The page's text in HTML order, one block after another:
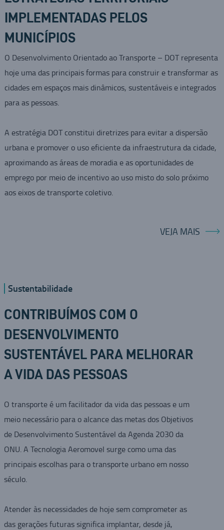
IMPLEMENTADAS PELOS
MUNICÍPIOS
O Desenvolvimento Orientado ao Transporte – DOT representa
hoje uma das principais formas para construir e transformar as
cidades em espaços mais dinâmicos, sustentáveis e integrados
para as pessoas.
A estratégia DOT constitui diretrizes para evitar a dispersão
urbana e promover o uso eficiente da infraestrutura da cidade,
aproximando as áreas de moradia e as oportunidades de
emprego por meio de incentivo ao uso misto do solo próximo
aos eixos de transporte coletivo.
VEJA MAIS
Sustentabilidade
CONTRIBUÍMOS COM O
DESENVOLVIMENTO
SUSTENTÁVEL PARA MELHORAR
A VIDA DAS PESSOAS
O transporte é um facilitador da vida das pessoas e um
meio necessário para o alcance das metas dos Objetivos
de Desenvolvimento Sustentável da Agenda 2030 da
ONU. A Tecnologia Aeromovel surge como uma das
principais escolhas para o transporte urbano em nosso
século.
Atender às necessidades de hoje sem comprometer as
das gerações futuras significa implantar, desde já,